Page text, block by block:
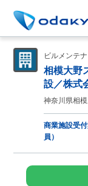
ビルメンテ
相模大野
設／株式
神奈川県相
商業施設受
員）